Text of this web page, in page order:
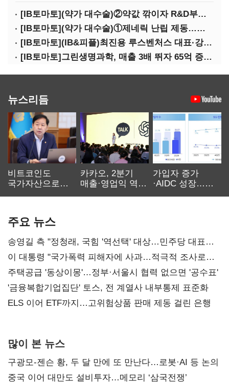
[IB토마토](약가 대수술)②약값 깎이자 R&D부터 축소…제약업계 비상경영 돌입
[IB토마토](약가 대수술)①제네릭 난립 제동…중소 제약사 수익성 비상
[IB토마토](IB&피플)최진용 루스벤처스 대표·강승순 이사
[IB토마토]그린생명과학, 매출 3배 뛰자 65억 증설…상위 2곳 의존도 82%
뉴스리듬
비트코인도
국가자산으로…'
카카오, 2분기
매출·영업익 역대
가입자 증가
·AIDC 성장…
주요 뉴스
송영길 측 "정청래, 국힘 '역선택' 대상…민주당 대표로
총선 지휘 못해"
이 대통령 "국가폭력 피해자에 사과…적극적 조사로
진실 밝혀야"
주택공급 '동상이몽'…정부·서울시 협력 없으면 '공수표'
'금융복합기업집단' 토스, 전 계열사 내부통제 표준화
ELS 이어 ETF까지…고위험상품 판매 제동 걸린 은행
많이 본 뉴스
구광모-젠슨 황, 두 달 만에 또 만난다…로봇·AI 등 논의
중국 이어 대만도 설비투자…메모리 ‘삼국전쟁’